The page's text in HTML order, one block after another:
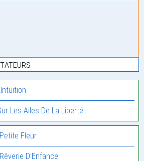
Les Ailes De La Liberté
Fleur.
D’Enfance.